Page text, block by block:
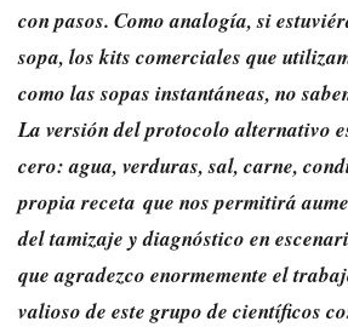
con pasos. Como analogía, si
sopa, los kits comerciales que
como las sopas instantáneas, no
La versión del protocolo alternativo
cero: agua, verduras, sal, carne,
propia receta que nos permitirá
del tamizaje y diagnóstico en
que agradezco enormemente el
valioso de este grupo de científicos